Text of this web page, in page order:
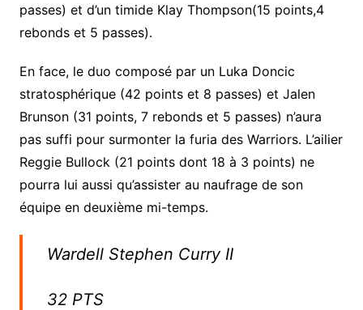
passes) et d’un timide Klay Thompson(15 points,4
rebonds et 5 passes).
En face, le duo composé par un Luka Doncic
stratosphérique (42 points et 8 passes) et Jalen
Brunson (31 points, 7 rebonds et 5 passes) n’aura
pas suffi pour surmonter la furia des Warriors. L’ailier
Reggie Bullock (21 points dont 18 à 3 points) ne
pourra lui aussi qu’assister au naufrage de son
équipe en deuxième mi-temps.
Wardell Stephen Curry II
32 PTS